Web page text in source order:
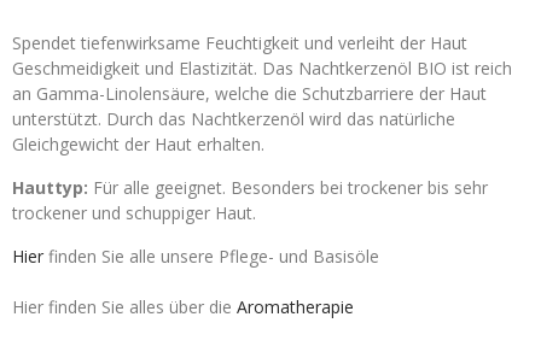
Spendet tiefenwirksame Feuchtigkeit und verleiht der Haut
Geschmeidigkeit und Elastizität. Das Nachtkerzenöl BIO ist reich
an Gamma-Linolensäure, welche die Schutzbarriere der Haut
unterstützt. Durch das Nachtkerzenöl wird das natürliche
Gleichgewicht der Haut erhalten.
Hauttyp: Für alle geeignet. Besonders bei trockener bis sehr
trockener und schuppiger Haut.
Hier finden Sie alle unsere Pflege- und Basisöle
Hier finden Sie alles über die Aromatherapie